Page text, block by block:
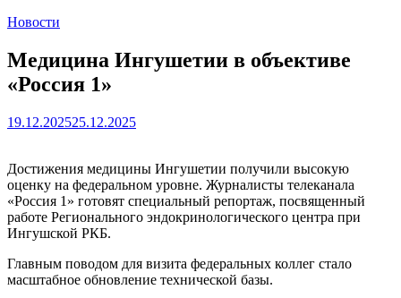
Новости
Медицина Ингушетии в объективе
«Россия 1»
19.12.202525.12.2025
Достижения медицины Ингушетии получили высокую
оценку на федеральном уровне. Журналисты телеканала
«Россия 1» готовят специальный репортаж, посвященный
работе Регионального эндокринологического центра при
Ингушской РКБ.
Главным поводом для визита федеральных коллег стало
масштабное обновление технической базы.